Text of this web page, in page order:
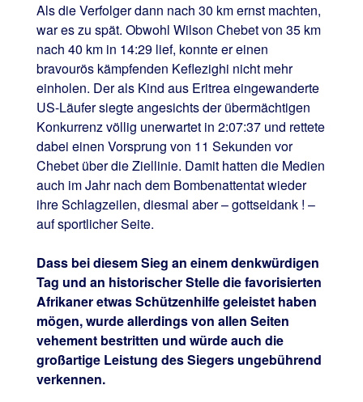
Als die Verfolger dann nach 30 km ernst machten,
war es zu spät. Obwohl Wilson Chebet von 35 km
nach 40 km in 14:29 lief, konnte er einen
bravourös kämpfenden Keflezighi nicht mehr
einholen. Der als Kind aus Eritrea eingewanderte
US-Läufer siegte angesichts der übermächtigen
Konkurrenz völlig unerwartet in 2:07:37 und rettete
dabei einen Vorsprung von 11 Sekunden vor
Chebet über die Ziellinie. Damit hatten die Medien
auch im Jahr nach dem Bombenattentat wieder
ihre Schlagzeilen, diesmal aber – gottseidank ! –
auf sportlicher Seite.
Dass bei diesem Sieg an einem denkwürdigen
Tag und an historischer Stelle die favorisierten
Afrikaner etwas Schützenhilfe geleistet haben
mögen, wurde allerdings von allen Seiten
vehement bestritten und würde auch die
großartige Leistung des Siegers ungebührend
verkennen.